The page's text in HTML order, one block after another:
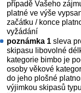
případě Vašeho
platné ve výše
začátku / konce
vyžádání
poznámka 1 sleva
skipasu libovolné
kategorie bimbo je
osoby věkové
do jeho plošné
výjimkou skipasů